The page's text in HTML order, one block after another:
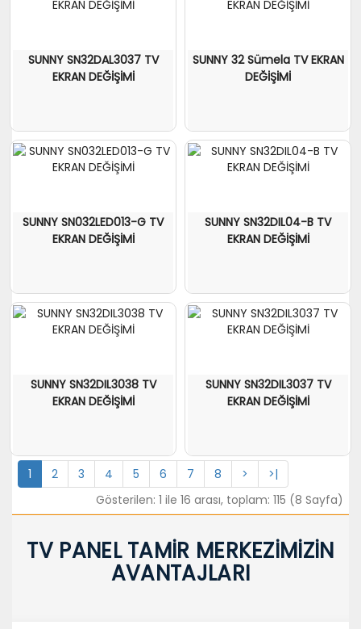
SUNNY SN32DAL3037 TV
EKRAN DEĞİŞİMİ
SUNNY 32 Sümela TV EKRAN
DEĞİŞİMİ
SUNNY SN032LED013-G TV
EKRAN DEĞİŞİMİ
SUNNY SN32DIL04-B TV
EKRAN DEĞİŞİMİ
SUNNY SN32DIL3038 TV
EKRAN DEĞİŞİMİ
SUNNY SN32DIL3037 TV
EKRAN DEĞİŞİMİ
1 2 3 4 5 6 7 8 >
>|
Gösterilen: 1 ile 16 arası, toplam: 115 (8 Sayfa)
TV PANEL TAMİR MERKEZİMİZİN
AVANTAJLARI